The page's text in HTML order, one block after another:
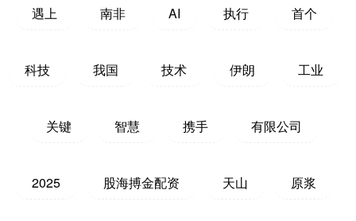
遇上 南非 AI 执行 首个
科技 我国 技术 伊朗 工业
关键 智慧 携手 有限公司
2025 股海搏金配资 天山 原浆